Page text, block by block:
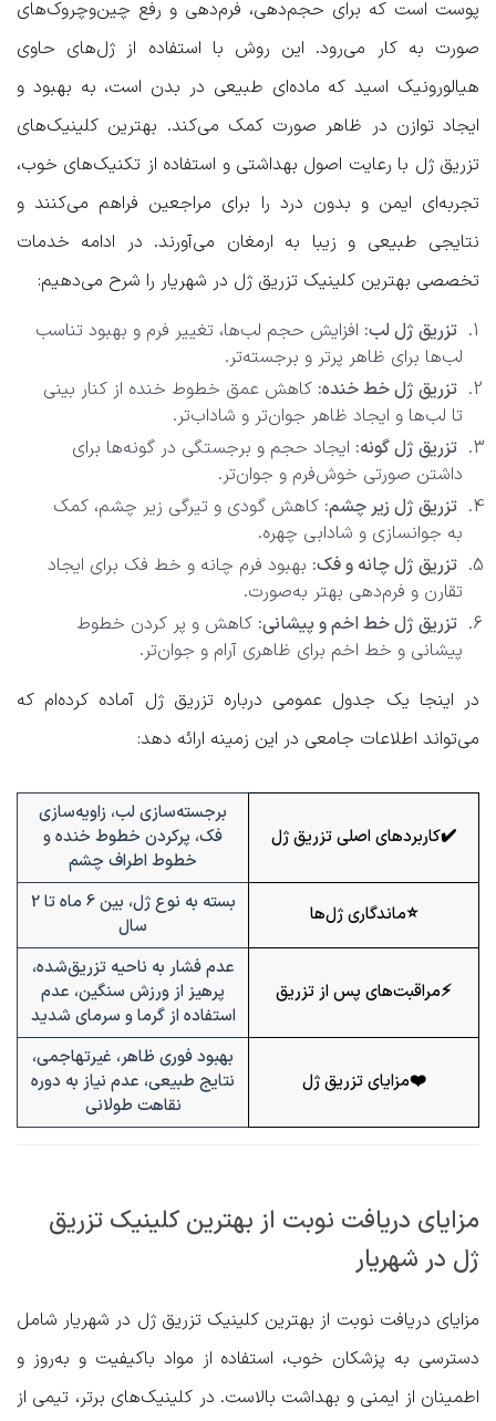
پوست است که برای حجم‌دهی، فرم‌دهی و رفع چین‌وچروک‌های
صورت به کار می‌رود. این روش با استفاده از ژل‌های حاوی
هیالورونیک اسید که ماده‌ای طبیعی در بدن است، به بهبود و
ایجاد توازن در ظاهر صورت کمک می‌کند. بهترین کلینیک‌های
تزریق ژل با رعایت اصول بهداشتی و استفاده از تکنیک‌های خوب،
تجربه‌ای ایمن و بدون درد را برای مراجعین فراهم می‌کنند و
نتایجی طبیعی و زیبا به ارمغان می‌آورند. در ادامه خدمات
تخصصی بهترین کلینیک تزریق ژل در شهریار را شرح می‌دهیم:
تزریق ژل لب: افزایش حجم لب‌ها، تغییر فرم و بهبود تناسب
لب‌ها برای ظاهر پرتر و برجسته‌تر.
تزریق ژل خط خنده: کاهش عمق خطوط خنده از کنار بینی
تا لب‌ها و ایجاد ظاهر جوان‌تر و شاداب‌تر.
تزریق ژل گونه: ایجاد حجم و برجستگی در گونه‌ها برای
داشتن صورتی خوش‌فرم و جوان‌تر.
تزریق ژل زیر چشم: کاهش گودی و تیرگی زیر چشم، کمک
به جوانسازی و شادابی چهره.
تزریق ژل چانه و فک: بهبود فرم چانه و خط فک برای ایجاد
تقارن و فرم‌دهی بهتر به‌صورت.
تزریق ژل خط اخم و پیشانی: کاهش و پر کردن خطوط
پیشانی و خط اخم برای ظاهری آرام و جوان‌تر.
در اینجا یک جدول عمومی درباره تزریق ژل آماده کرده‌ام که
می‌تواند اطلاعات جامعی در این زمینه ارائه دهد:
✔️کاربردهای اصلی تزریق ژل
برجسته‌سازی لب، زاویه‌سازی
فک، پرکردن خطوط خنده و
خطوط اطراف چشم
⭐ماندگاری ژل‌ها
بسته به نوع ژل، بین 6 ماه تا 2
سال
⚡مراقبت‌های پس از تزریق
عدم فشار به ناحیه تزریق‌شده،
پرهیز از ورزش سنگین، عدم
استفاده از گرما و سرمای شدید
❤️مزایای تزریق ژل
بهبود فوری ظاهر، غیرتهاجمی،
نتایج طبیعی، عدم نیاز به دوره
نقاهت طولانی
مزایای دریافت نوبت از بهترین کلینیک تزریق
ژل در شهریار
مزایای دریافت نوبت از بهترین کلینیک تزریق ژل در شهریار شامل
دسترسی به پزشکان خوب، استفاده از مواد باکیفیت و به‌روز و
اطمینان از ایمنی و بهداشت بالاست. در کلینیک‌های برتر، تیمی از